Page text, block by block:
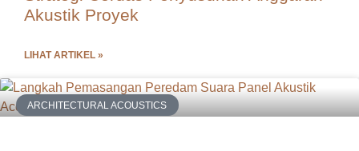
Akustik Proyek
LIHAT ARTIKEL »
ARCHITECTURAL ACOUSTICS